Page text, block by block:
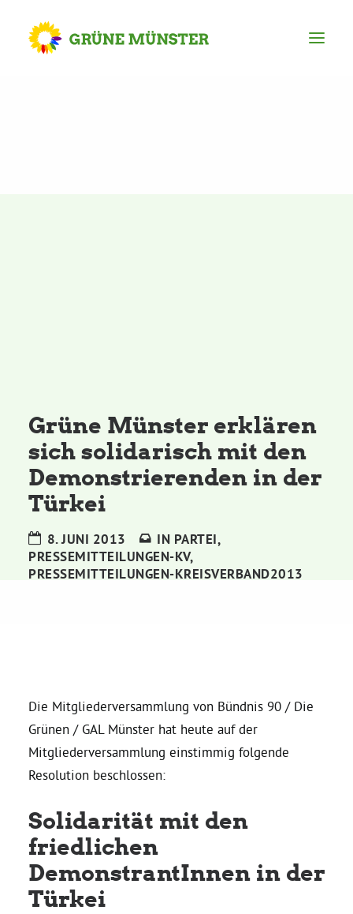
Grünes Zentrum
Personen
Sylvia Rietenberg, MdB
Daniel Freund, MdEP
Grüne im Rathaus
Ratsfraktion
Grüne Münster erklären
sich solidarisch mit den
Demonstrierenden in der
Türkei
8. JUNI 2013 IN PARTEI,
PRESSEMITTEILUNGEN-KV,
PRESSEMITTEILUNGEN-KREISVERBAND2013
Die Mitgliederversammlung von Bündnis 90 / Die
Grünen / GAL Münster hat heute auf der
Mitgliederversammlung einstimmig folgende
Resolution beschlossen:
Solidarität mit den
friedlichen
DemonstrantInnen in der
Türkei